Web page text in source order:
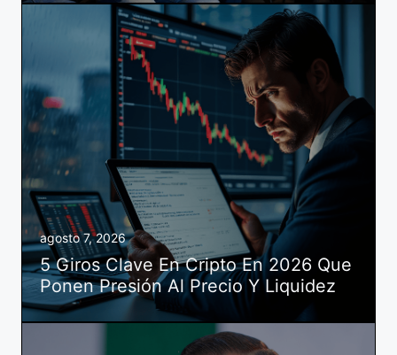
agosto 7, 2026
5 Giros Clave En Cripto En 2026 Que
Ponen Presión Al Precio Y Liquidez